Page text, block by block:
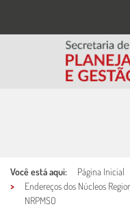
Você está aqui: Página Inicial
Endereços dos Núcleos
NRPMSO